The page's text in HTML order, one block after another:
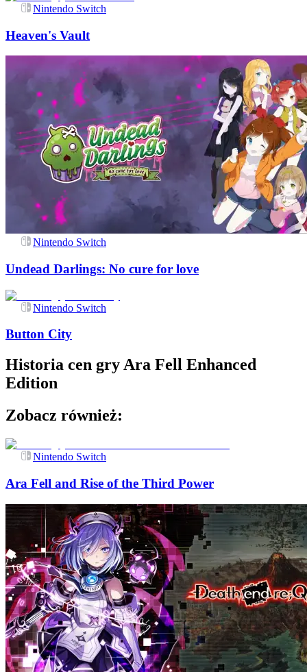
Nintendo Switch
Heaven's Vault
Nintendo Switch
Undead Darlings: No cure for love
Nintendo Switch
Button City
Historia cen gryAra Fell Enhanced
Edition
Zobacz również:
Nintendo Switch
Ara Fell and Rise of the Third Power